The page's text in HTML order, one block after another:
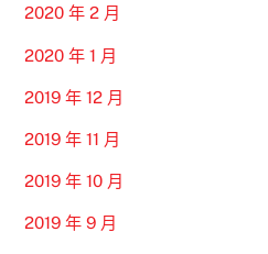
2020 年 2 月
2020 年 1 月
2019 年 12 月
2019 年 11 月
2019 年 10 月
2019 年 9 月